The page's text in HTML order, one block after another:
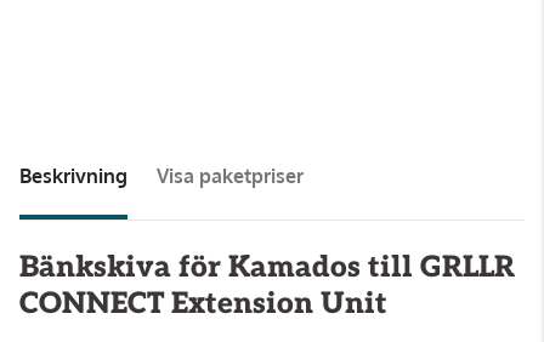
Beskrivning Visa paketpriser
Bänkskiva för Kamados till GRLLR
CONNECT Extension Unit